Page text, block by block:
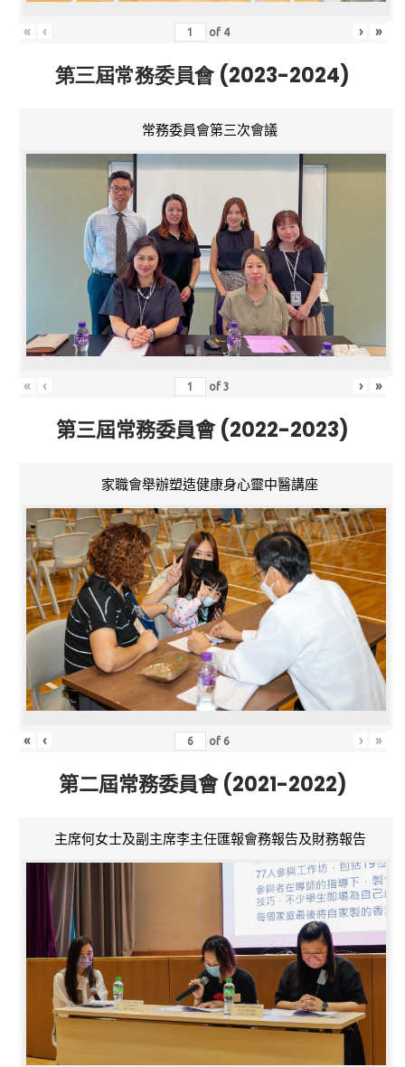
« ‹ of 4 › »
第三屆常務委員會 (2023-2024)
常務委員會第三次會議
« ‹ of3 › »
第三屆常務委員會 (2022-2023)
家職會舉辦塑造健康身心靈中醫講座
« ‹ of 6 › »
第二屆常務委員會 (2021-2022)
主席何女士及副主席李主任匯報會務報告及財務報告